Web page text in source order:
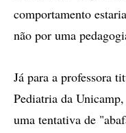
comportamento
não por uma
Já para a professora
Pediatria da
uma tentativa de